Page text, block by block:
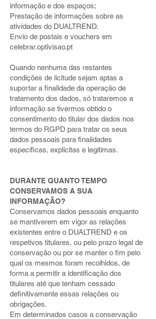
informação e dos espaços;
Prestação de informações sobre as
atividades do DUALTREND.
Envio de postais e vouchers em
celebrar.optivisao.pt
Quando nenhuma das restantes
condições de licitude sejam aptas a
suportar a finalidade da operação de
tratamento dos dados, só trataremos a
informação se tivermos obtido o
consentimento do titular dos dados nos
termos do RGPD para tratar os seus
dados pessoais para finalidades
específicas, explícitas e legítimas.
DURANTE QUANTO TEMPO
CONSERVAMOS A SUA
INFORMAÇÃO?
Conservamos dados pessoais enquanto
se mantiverem em vigor as relações
existentes entre o DUALTREND e os
respetivos titulares, ou pelo prazo legal de
conservação ou por se manter o fim pelo
qual os mesmos foram recolhidos, de
forma a permitir a identificação dos
titulares até que tenham cessado
definitivamente essas relações ou
obrigações.
Em determinados casos a conservação